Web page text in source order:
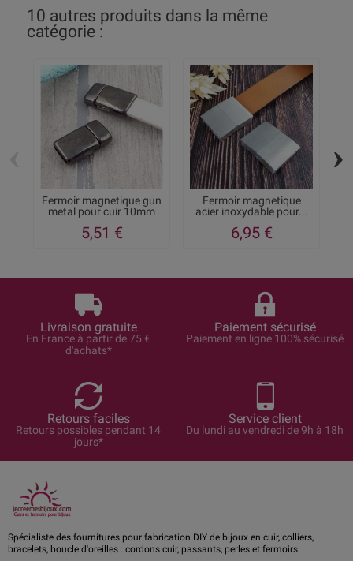
10 autres produits dans la même
catégorie :
Fermoir magnetique gun
metal pour cuir 10mm
5,51 €
Fermoir magnetique
acier inoxydable pour...
6,95 €
›
Livraison gratuite
En France à partir de 75 €
d'achats*
Paiement sécurisé
Paiement en ligne 100% sécurisé
Retours faciles
Retours possibles pendant 14
jours*
Service client
Du lundi au vendredi de 9h à 18h
Spécialiste des fournitures pour fabrication DIY de bijoux en cuir, colliers,
bracelets, boucle d'oreilles : cordons cuir, passants, perles et fermoirs.